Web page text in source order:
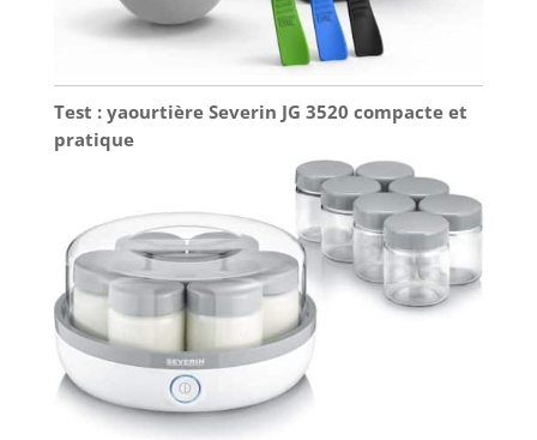
Test : yaourtière Severin JG 3520 compacte et
pratique